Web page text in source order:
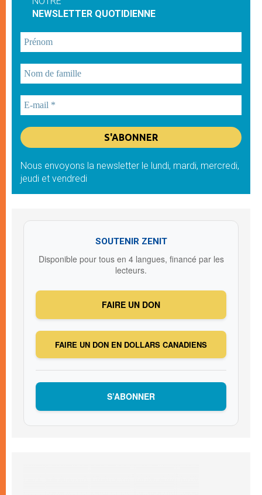
NEWSLETTER QUOTIDIENNE
Nous envoyons la newsletter le lundi, mardi, mercredi,
jeudi et vendredi
SOUTENIR ZENIT
Disponible pour tous en 4 langues, financé par les
lecteurs.
FAIRE UN DON
FAIRE UN DON EN DOLLARS CANADIENS
S’ABONNER